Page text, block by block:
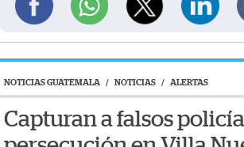
NOTICIAS GUATEMALA / NOTICIAS / ALERTAS
Capturan a falsos